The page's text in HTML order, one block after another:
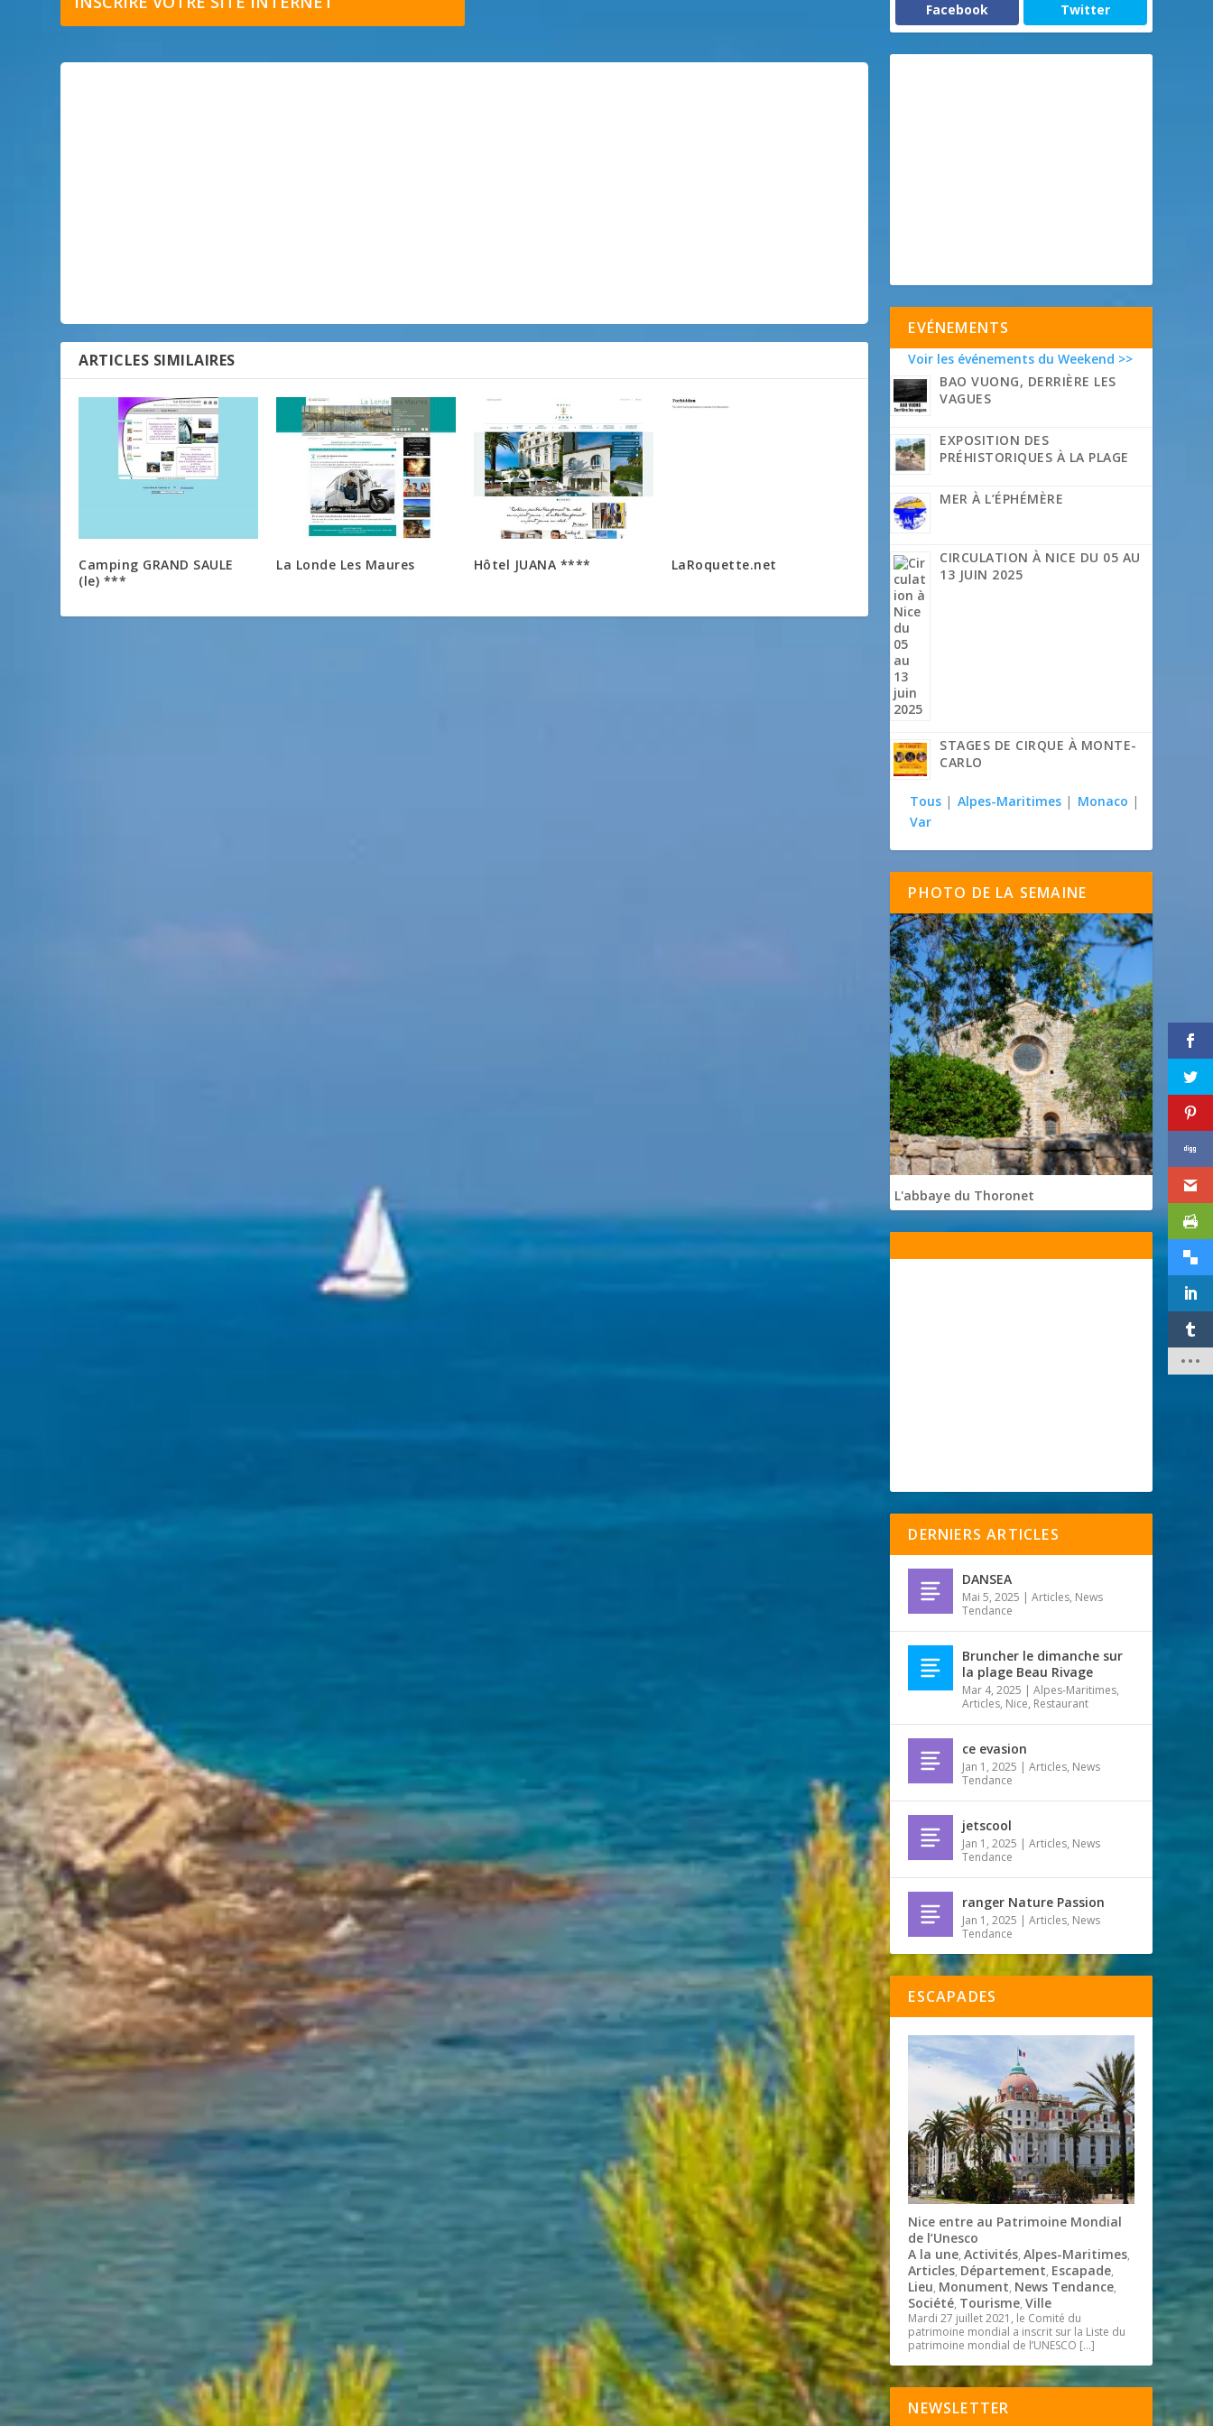
ARTICLES SIMILAIRES
Camping GRAND SAULE
(le) ***
La Londe Les Maures Hôtel JUANA **** LaRoquette.net
Facebook Twitter
EVÉNEMENTS
Voir les événements du Weekend >>
BAO VUONG, DERRIÈRE LES
VAGUES
EXPOSITION DES
PRÉHISTORIQUES À LA PLAGE
MER À L’ÉPHÉMÈRE
CIRCULATION À NICE DU 05 AU
13 JUIN 2025
STAGES DE CIRQUE À MONTE-
CARLO
Tous | Alpes-Maritimes | Monaco |
Var
PHOTO DE LA SEMAINE
L'abbaye du Thoronet
DERNIERS ARTICLES
DANSEA
Mai 5, 2025 |Articles, News
Tendance
Bruncher le dimanche sur
la plage Beau Rivage
Mar 4, 2025 |Alpes-Maritimes,
Articles, Nice, Restaurant
ce evasion
Jan 1, 2025 |Articles, News
Tendance
jetscool
Jan 1, 2025 |Articles, News
Tendance
ranger Nature Passion
Jan 1, 2025 |Articles, News
Tendance
ESCAPADES
Nice entre au Patrimoine Mondial
de l’Unesco
A la une,Activités,Alpes-Maritimes,
Articles, Département, Escapade,
Lieu, Monument, News Tendance,
Société, Tourisme,Ville
Mardi 27 juillet 2021, le Comité du
patrimoine mondial a inscrit sur la Liste du
patrimoine mondial de l’UNESCO […]
NEWSLETTER